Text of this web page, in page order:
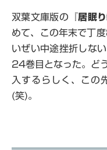
双葉文庫版の『居眠
めて、この年末で丁
いぜい中途挫折しな
24巻目となった。ど
入するらしく、この
(笑)。